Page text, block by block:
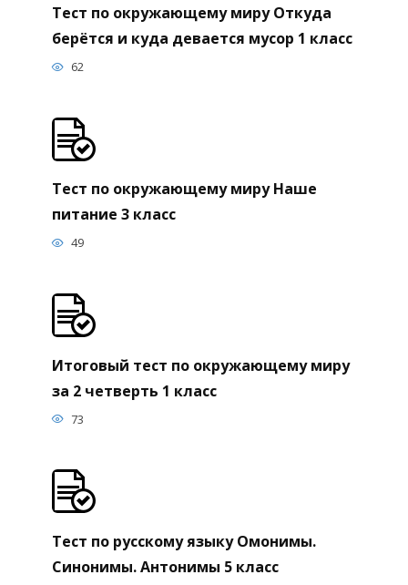
Тест по окружающему миру Откуда
берётся и куда девается мусор 1 класс
62
Тест по окружающему миру Наше
питание 3 класс
49
Итоговый тест по окружающему миру
за 2 четверть 1 класс
73
Тест по русскому языку Омонимы.
Синонимы. Антонимы 5 класс